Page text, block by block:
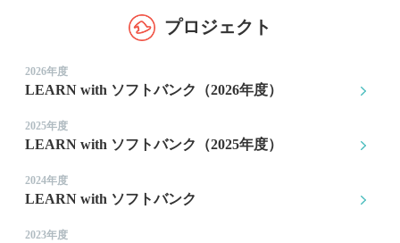
プロジェクト
2026年度
LEARN with ソフトバンク（2026年度）
2025年度
LEARN with ソフトバンク（2025年度）
2024年度
LEARN with ソフトバンク
2023年度